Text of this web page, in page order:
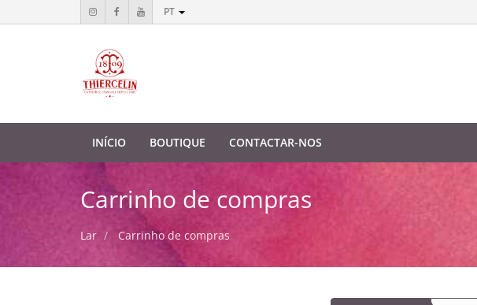
PT
INÍCIO BOUTIQUE CONTACTAR-NOS
Carrinho de compras
Lar Carrinho de compras